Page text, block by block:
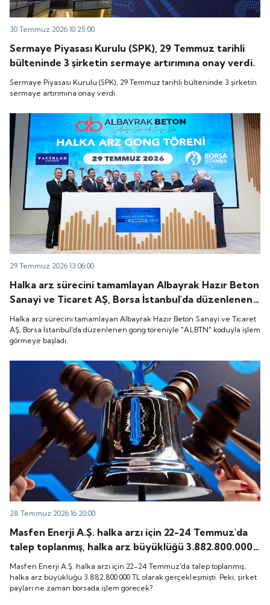
30 Temmuz 2026 10:25:00
Sermaye Piyasası Kurulu (SPK), 29 Temmuz tarihli
bülteninde 3 şirketin sermaye artırımına onay verdi.
Sermaye Piyasası Kurulu (SPK), 29 Temmuz tarihli bülteninde 3 şirketin
sermaye artırımına onay verdi.
29 Temmuz 2026 13:06:00
Halka arz sürecini tamamlayan Albayrak Hazır Beton
Sanayi ve Ticaret AŞ, Borsa İstanbul'da düzenlenen
gong töreniyle "ALBTN" koduyla işlem görmeye
başladı.
Halka arz sürecini tamamlayan Albayrak Hazır Beton Sanayi ve Ticaret
AŞ, Borsa İstanbul'da düzenlenen gong töreniyle "ALBTN" koduyla işlem
görmeye başladı.
28 Temmuz 2026 16:20:00
Masfen Enerji A.Ş. halka arzı için 22-24 Temmuz'da
talep toplanmış, halka arz büyüklüğü 3.882.800.000
TL olarak gerçekleşmişti. Peki, şirket payları ne
zaman borsada işlem görecek?
Masfen Enerji A.Ş. halka arzı için 22-24 Temmuz'da talep toplanmış,
halka arz büyüklüğü 3.882.800.000 TL olarak gerçekleşmişti. Peki, şirket
payları ne zaman borsada işlem görecek?